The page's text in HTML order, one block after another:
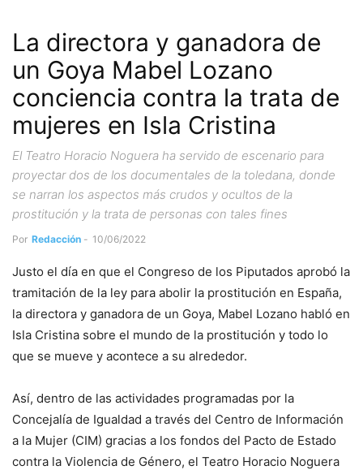
La directora y ganadora de
un Goya Mabel Lozano
conciencia contra la trata de
mujeres en Isla Cristina
El Teatro Horacio Noguera ha servido de escenario para
proyectar dos de los documentales de la toledana, donde
se narran los aspectos más crudos y ocultos de la
prostitución y la trata de personas con tales fines
Por Redacción - 10/06/2022
Justo el día en que el Congreso de los Piputados aprobó la
tramitación de la ley para abolir la prostitución en España,
la directora y ganadora de un Goya, Mabel Lozano habló en
Isla Cristina sobre el mundo de la prostitución y todo lo
que se mueve y acontece a su alrededor.
Así, dentro de las actividades programadas por la
Concejalía de Igualdad a través del Centro de Información
a la Mujer (CIM) gracias a los fondos del Pacto de Estado
contra la Violencia de Género, el Teatro Horacio Noguera